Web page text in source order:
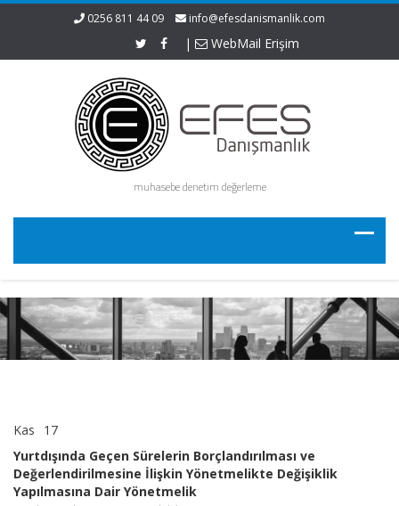
0256 811 44 09 info@efesdanismanlik.com
| WebMail Erişim
muhasebe denetim değerleme
Kas 17
Sürelerin
Borçlandırılması
ve
Yurtdışında Geçen Sürelerin Borçlandırılması ve
Değerlendirilmesine İlişkin Yönetmelikte Değişiklik
Yapılmasına Dair Yönetmelik